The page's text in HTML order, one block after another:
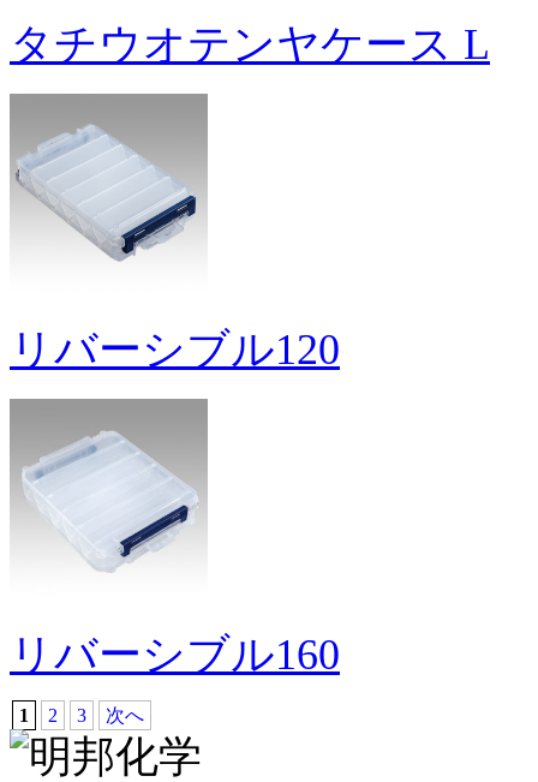
タチウオテンヤケース L
リバーシブル120
リバーシブル160
1 2 3 次へ